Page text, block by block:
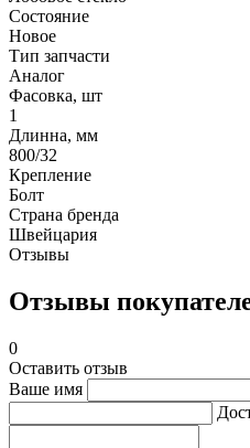
Состояние
Новое
Тип запчасти
Аналог
Фасовка, шт
1
Длинна, мм
800/32
Крепление
Болт
Страна бренда
Швейцария
Отзывы
Отзывы
0
Оставить отзыв
Ваше имя